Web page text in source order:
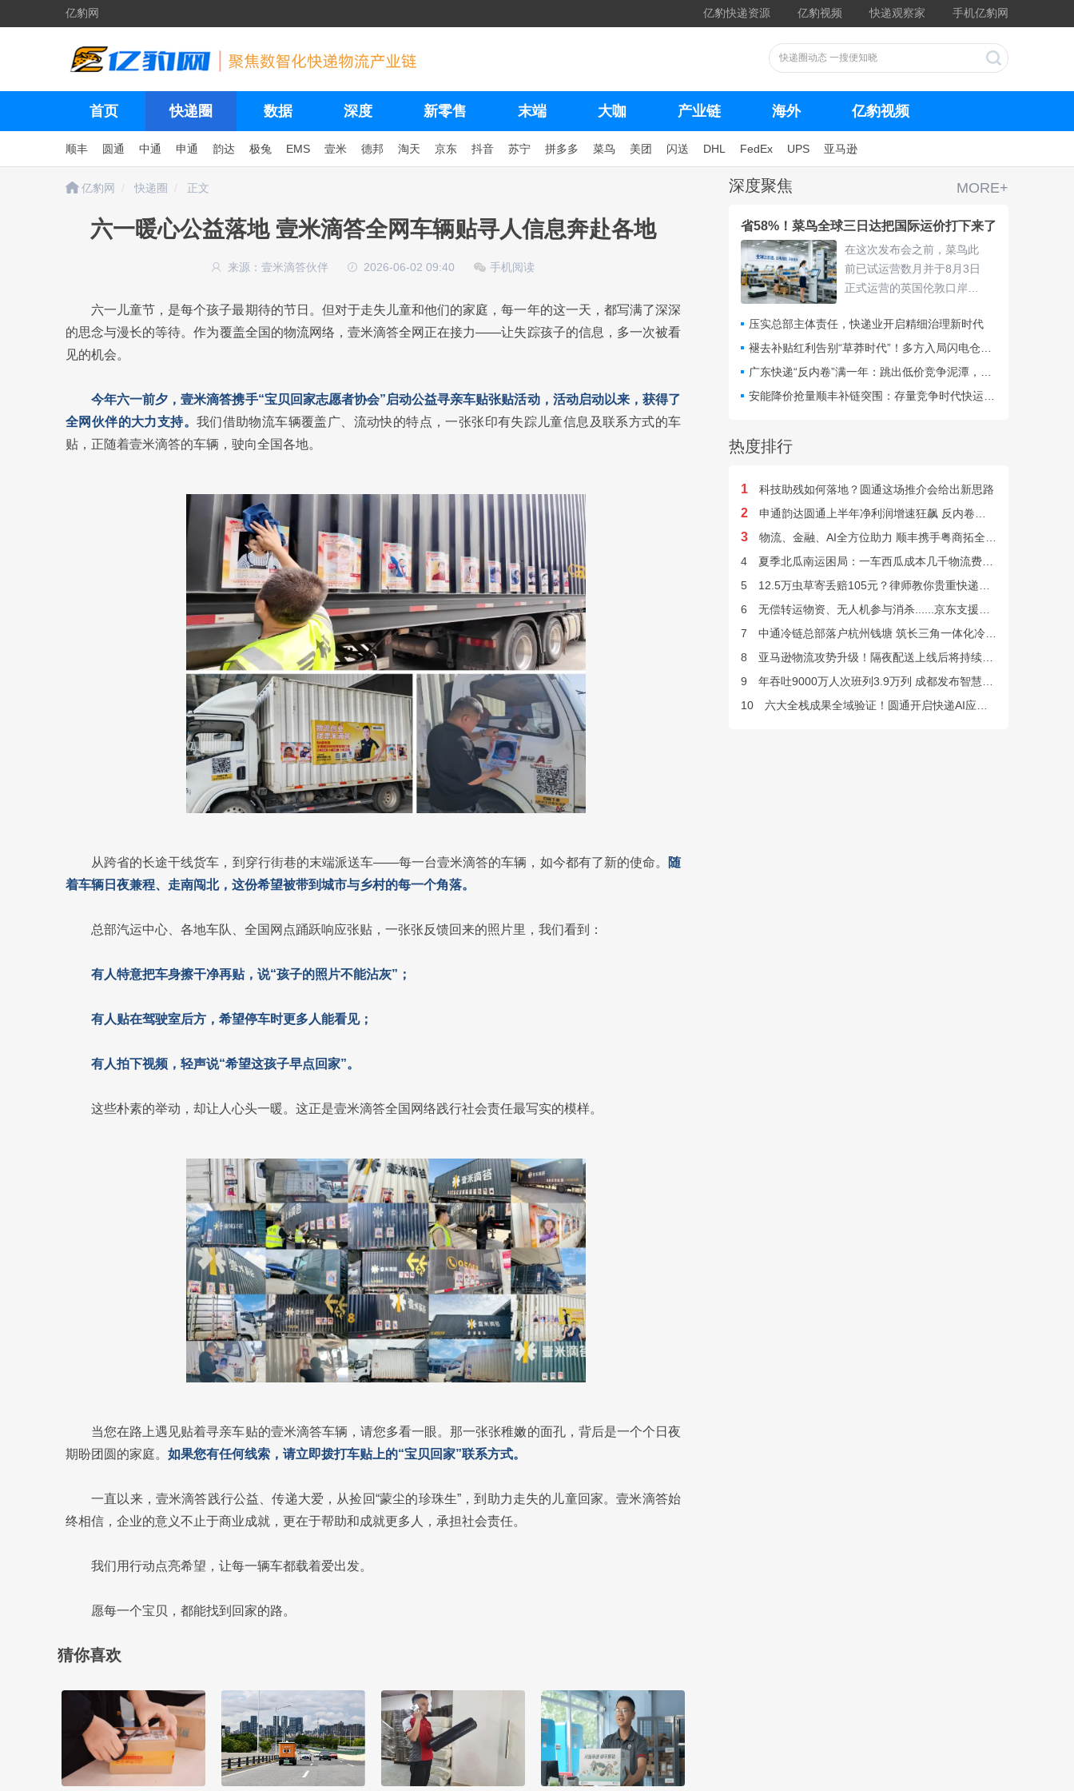
亿豹网 亿豹快递资源 亿豹视频 快递观察家 手机亿豹网
首页 快递圈 数据 深度 新零售 末端 大咖 产业链 海外 亿豹视频
顺丰 圆通 中通 申通 韵达 极兔 EMS 壹米 德邦 淘天 京东 抖音 苏宁 拼多多 菜鸟 美团 闪送 DHL FedEx UPS 亚马逊
亿豹网 快递圈 正文
六一暖心公益落地 壹米滴答全网车辆贴寻人信息奔赴各地
来源：壹米滴答伙伴 2026-06-02 09:40 手机阅读
六一儿童节，是每个孩子最期待的节日。但对于走失儿童和他们的家庭，每一年的这一天，都写满了深深
的思念与漫长的等待。作为覆盖全国的物流网络，壹米滴答全网正在接力——让失踪孩子的信息，多一次被看
见的机会。
今年六一前夕，壹米滴答携手“宝贝回家志愿者协会”启动公益寻亲车贴张贴活动，活动启动以来，获得了
全网伙伴的大力支持。 我们借助物流车辆覆盖广、流动快的特点，一张张印有失踪儿童信息及联系方式的车
贴，正随着壹米滴答的车辆，驶向全国各地。
从跨省的长途干线货车，到穿行街巷的末端派送车——每一台壹米滴答的车辆，如今都有了新的使命。
随
着车辆日夜兼程、走南闯北，这份希望被带到城市与乡村的每一个角落。
总部汽运中心、各地车队、全国网点踊跃响应张贴，一张张反馈回来的照片里，我们看到：
有人特意把车身擦干净再贴，说“孩子的照片不能沾灰”；
有人贴在驾驶室后方，希望停车时更多人能看见；
有人拍下视频，轻声说“希望这孩子早点回家”。
这些朴素的举动，却让人心头一暖。这正是壹米滴答全国网络践行社会责任最写实的模样。
当您在路上遇见贴着寻亲车贴的壹米滴答车辆，请您多看一眼。那一张张稚嫩的面孔，背后是一个个日夜
期盼团圆的家庭。 如果您有任何线索，请立即拨打车贴上的“宝贝回家”联系方式。
一直以来，壹米滴答践行公益、传递大爱，从捡回“蒙尘的珍珠生”，到助力走失的儿童回家。壹米滴答始
终相信，企业的意义不止于商业成就，更在于帮助和成就更多人，承担社会责任。
我们用行动点亮希望，让每一辆车都载着爱出发。
愿每一个宝贝，都能找到回家的路。
猜你喜欢
MORE+
深度聚焦
省58%！菜鸟全球三日达把国际运价打下来了
在这次发布会之前，菜鸟此
前已试运营数月并于8月3日
正式运营的英国伦敦口岸
清关、查验、末端派送收拢
进同一套体系，包裹落地后
最快24小时完成末端派送。
压实总部主体责任，快递业开启精细治理新时代
热度排行
1 科技助残如何落地？圆通这场推介会给出新思路
2 申通韵达圆通上半年净利润增速狂飙 反内卷效果显现
3
物流、金融、AI全方位助力 顺丰携手粤商拓全球市场
4
夏季北瓜南运困局：一车西瓜成本几千物流费上万谁来解？
5
12.5万虫草寄丢赔105元？律师教你贵重快递丢失如何维权
6
无偿转运物资、无人机参与消杀......京东支援广西灾后重建
7
中通冷链总部落户杭州钱塘 筑长三角一体化冷链中枢基地
8
亚马逊物流攻势升级！隔夜配送上线后将持续挤压快递巨头
9
年吞吐9000万人次班列3.9万列 成都发布智慧物流“双清单”
10
六大全栈成果全域验证！圆通开启快递AI应用规模化落地